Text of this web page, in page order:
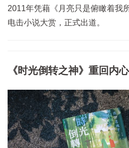
2011年凭藉《月亮只是俯瞰着我
电击小说大赏，正式出道。
《时光倒转之神》重回内